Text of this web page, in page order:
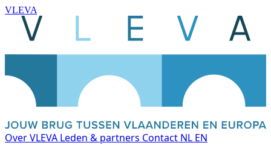
VLEVA
Over VLEVA Leden & partners Contact NL EN